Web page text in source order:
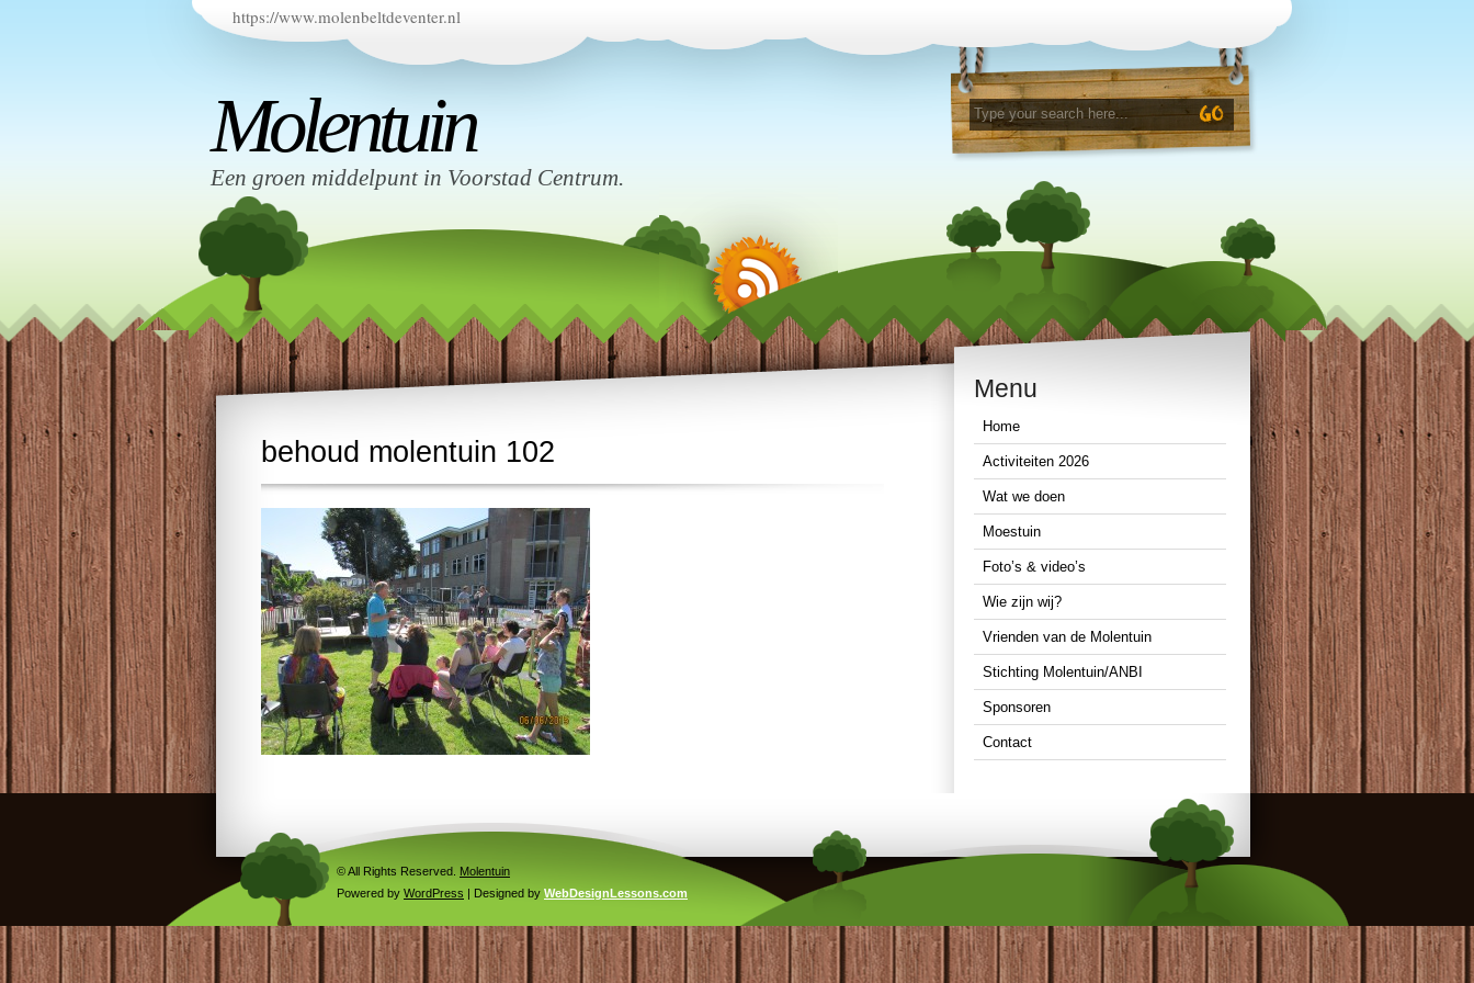
https://www.molenbeltdeventer.nl
Molentuin
Een groen middelpunt in Voorstad Centrum.
behoud molentuin 102
Menu
Home
Activiteiten 2026
Wat we doen
Moestuin
Foto’s & video’s
Wie zijn wij?
Vrienden van de Molentuin
Stichting Molentuin/ANBI
Sponsoren
Contact
© All Rights Reserved. Molentuin
Powered by WordPress | Designed by WebDesignLessons.com